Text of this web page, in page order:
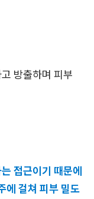
방출하며 피부
접근이기 때문에
에 걸쳐 피부 밀도